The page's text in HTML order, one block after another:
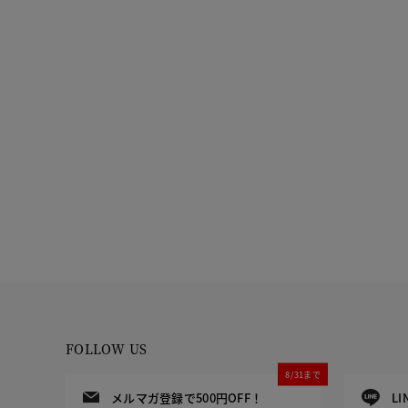
FOLLOW US
メルマガ登録で500円OFF！
8/31まで